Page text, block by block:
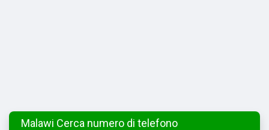
Malawi Cerca numero di telefono